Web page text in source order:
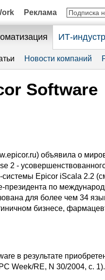
Реклама
ИТ-
Новости компаний
Software
объявила о
2 -
Epicor iScala 2.2
президента по
для более чем 34
бизнесе,
в результате
Week/RE, N 30/2004, c. 1).